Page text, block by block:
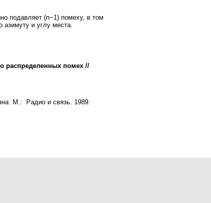
подавляет (n−1) помеху, в том
и углу места.
распределенных помех //
. М.: Радио и связь. 1989.